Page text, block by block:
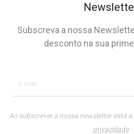
Subscreva a nossa
desconto na sua
Ao subscrever a nossa newsletter está
privacidade